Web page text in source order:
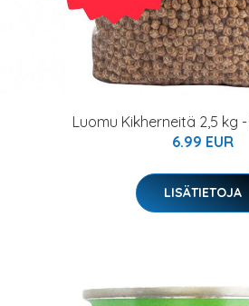
Luomu Kikherneitä 2,5 kg
6.99 EUR
LISÄTIETOJA